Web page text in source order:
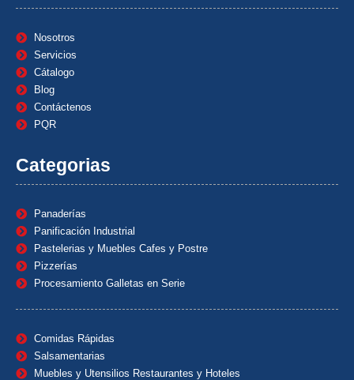
Nosotros
Servicios
Cátalogo
Blog
Contáctenos
PQR
Categorias
Panaderías
Panificación Industrial
Pastelerias y Muebles Cafes y Postre
Pizzerías
Procesamiento Galletas en Serie
Comidas Rápidas
Salsamentarias
Muebles y Utensilios Restaurantes y Hoteles